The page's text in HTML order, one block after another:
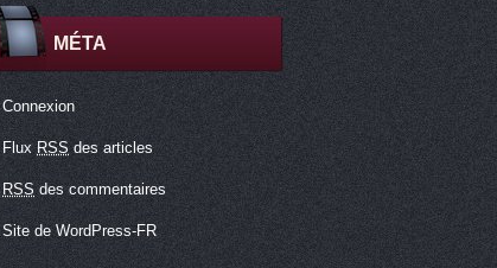
MÉTA
Connexion
Flux RSS des articles
RSSdes commentaires
Site de WordPress-FR